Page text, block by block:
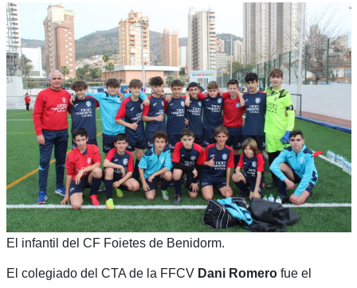
El infantil del CF Foietes de Benidorm.
El colegiado del CTA de la FFCV Dani Romerofue el